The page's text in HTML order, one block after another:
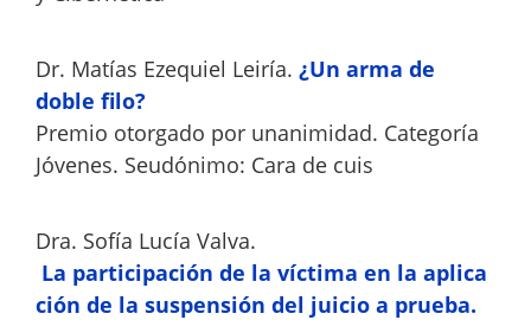
Dr. Matías Ezequiel Leiría. ¿Un arma de
doble filo?
Premio otorgado por unanimidad. Categoría
Jóvenes. Seudónimo: Cara de cuis
Dra. Sofía Lucía Valva.
La participación de la víctima en la aplica
ción de la suspensión del juicio a prueba.